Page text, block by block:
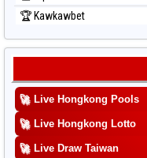
🏆 Kawkawbet
🚀 Live Hongkong Pools
🚀 Live Hongkong Lotto
🚀 Live Draw Taiwan